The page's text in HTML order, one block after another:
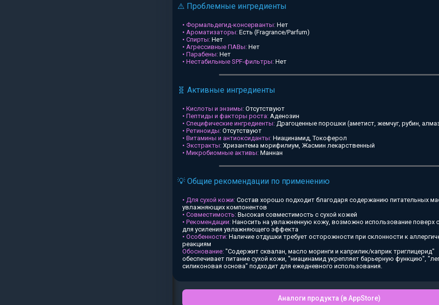
⚠️ Проблемные ингредиенты
• Формальдегид-консерванты: Нет
• Ароматизаторы: Есть (Fragrance/Parfum)
• Спирты: Нет
• Агрессивные ПАВы: Нет
• Парабены: Нет
• Нестабильные SPF-фильтры: Нет
🧬 Активные ингредиенты
• Кислоты и энзимы: Отсутствуют
• Пептиды и факторы роста: Аденозин
• Специфические ингредиенты: Драгоценные порошки (аметист, жемчуг, рубин,
• Ретиноиды: Отсутствуют
• Витамины и антиоксиданты: Ниацинамид, Токоферол
• Экстракты: Хризантема морифилиум, Жасмин лекарственный
• Микробиомные активы: Маннан
💡 Общие рекомендации по применению
• Для сухой кожи: Состав хорошо подходит благодаря содержанию питательных
увлажняющих компонентов
• Совместимость: Высокая совместимость с сухой кожей
• Рекомендации: Наносить на увлажненную кожу, возможно использование поверх
для усиления увлажняющего эффекта
• Особенности: Наличие отдушки требует осторожности при склонности к
реакциям
Обоснование: "Содержит сквалан, масло моринги и каприлик/каприк триглицерид"
обеспечивает питание сухой кожи, "ниацинамид укрепляет барьерную функцию",
силиконовая основа" подходит для ежедневного использования.
Аналоги продукта (в AppStore)